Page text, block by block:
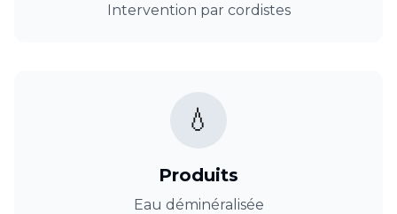
Intervention par cordistes
💧
Produits
Eau déminéralisée